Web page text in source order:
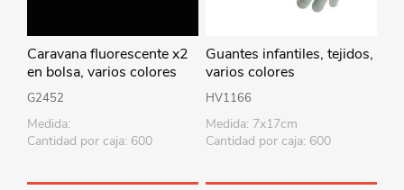
Caravana fluorescente x2
en bolsa, varios colores
G2452
Medida:
Cantidad por caja: 600
Guantes infantiles, tejidos,
varios colores
HV1166
Medida: 7x17cm
Cantidad por caja: 600